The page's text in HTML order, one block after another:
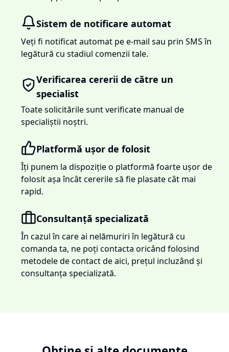
Sistem de notificare automat
Veți fi notificat automat pe e-mail sau prin SMS în
legătură cu stadiul comenzii tale.
Verificarea cererii de către un
specialist
Toate solicitările sunt verificate manual de
specialiștii noștri.
Platformă ușor de folosit
Îți punem la dispoziție o platformă foarte ușor de
folosit așa încât cererile să fie plasate cât mai
rapid.
Consultanță specializată
În cazul în care ai nelămuriri în legătură cu
comanda ta, ne poți contacta oricând folosind
metodele de contact de aici, prețul incluzând și
consultanța specializată.